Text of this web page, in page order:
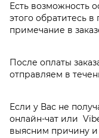
Есть возможность
этого обратитесь
примечание в
После оплаты
отправляем в
Если у Вас не
онлайн-чат или
выясним причину